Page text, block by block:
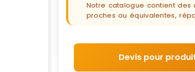
Notre catalogue contient des
proches ou équivalentes,
Devis pour